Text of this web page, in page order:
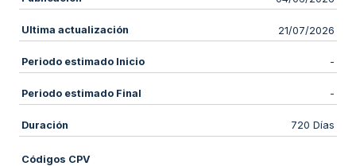
Ultima actualización 21/07/2026
Periodo estimado Inicio -
Periodo estimado Final -
Duración 720 Días
Códigos CPV